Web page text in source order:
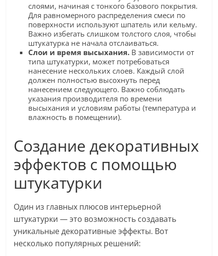
слоями, начиная с тонкого базового покрытия.
Для равномерного распределения смеси по
поверхности используют шпатель или кельму.
Важно избегать слишком толстого слоя, чтобы
штукатурка не начала отслаиваться.
Слои и время высыхания. В зависимости от
типа штукатурки, может потребоваться
нанесение нескольких слоев. Каждый слой
должен полностью высохнуть перед
нанесением следующего. Важно соблюдать
указания производителя по времени
высыхания и условиям работы (температура и
влажность в помещении).
Создание декоративных
эффектов с помощью
штукатурки
Один из главных плюсов интерьерной
штукатурки — это возможность создавать
уникальные декоративные эффекты. Вот
несколько популярных решений: